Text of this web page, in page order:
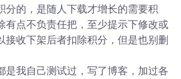
分的，是随人下载才增长的需要积
有点不负责任把，至少提示下修改或
接收下架后者扣除积分，但是也别删
是我自己测试过，写了博客，加过各